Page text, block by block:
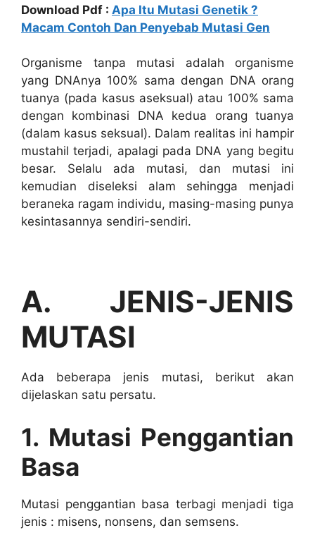
Download Pdf : Apa Itu Mutasi Genetik ?
Macam Contoh Dan Penyebab Mutasi Gen
Organisme tanpa mutasi adalah organisme
yang DNAnya 100% sama dengan DNA orang
tuanya (pada kasus aseksual) atau 100% sama
dengan kombinasi DNA kedua orang tuanya
(dalam kasus seksual). Dalam realitas ini hampir
mustahil terjadi, apalagi pada DNA yang begitu
besar. Selalu ada mutasi, dan mutasi ini
kemudian diseleksi alam sehingga menjadi
beraneka ragam individu, masing-masing punya
kesintasannya sendiri-sendiri.
A. JENIS-JENIS
MUTASI
Ada beberapa jenis mutasi, berikut akan
dijelaskan satu persatu.
1. Mutasi Penggantian
Basa
Mutasi penggantian basa terbagi menjadi tiga
jenis : misens, nonsens, dan semsens.